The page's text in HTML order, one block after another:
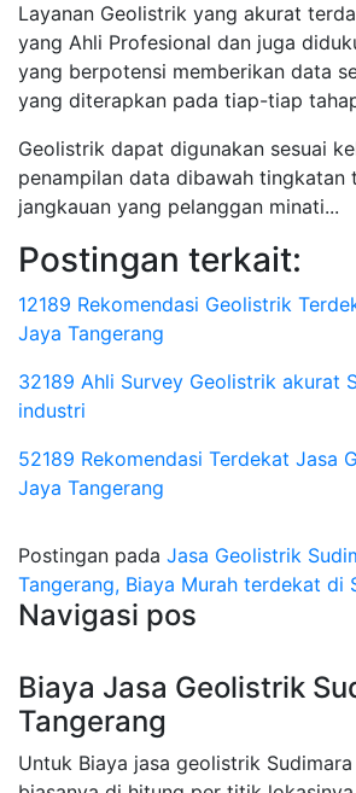
Layanan Geolistrik yang akurat
yang Ahli Profesional dan juga
yang berpotensi memberikan data
yang diterapkan pada tiap-tiap
Geolistrik dapat digunakan sesuai
penampilan data dibawah tingkatan
jangkauan yang pelanggan minati...
Postingan terkait:
12189 Rekomendasi Geolistrik
Jaya Tangerang
32189 Ahli Survey Geolistrik akurat
industri
52189 Rekomendasi Terdekat Jasa
Jaya Tangerang
Postingan pada Jasa Geolistrik
Tangerang, Biaya Murah terdekat di
Navigasi pos
Biaya Jasa Geolistrik
Tangerang
Untuk Biaya jasa geolistrik